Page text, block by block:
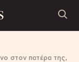
στον πατέρα της,